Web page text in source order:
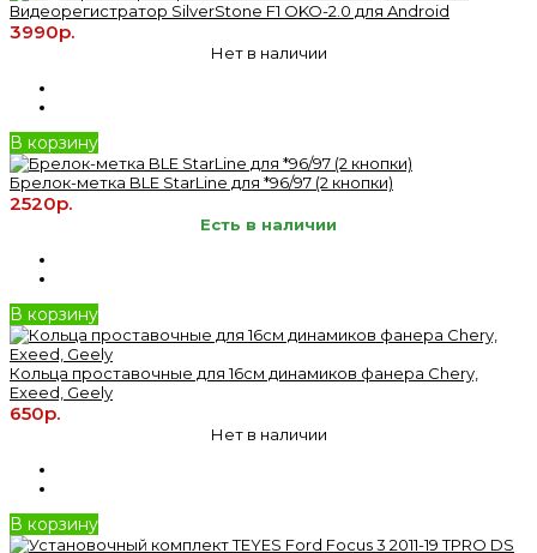
Видеорегистратор SilverStone F1 OKO-2.0 для Android
3990р.
Нет в наличии
В корзину
Брелок-метка BLE StarLine для *96/97 (2 кнопки)
2520р.
Есть в наличии
В корзину
Кольца проставочные для 16см динамиков фанера Chery,
Exeed, Geely
650р.
Нет в наличии
В корзину